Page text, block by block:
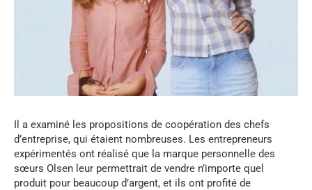
Il a examiné les propositions de coopération des chefs
d’entreprise, qui étaient nombreuses. Les entrepreneurs
expérimentés ont réalisé que la marque personnelle des
sœurs Olsen leur permettrait de vendre n’importe quel
produit pour beaucoup d’argent, et ils ont profité de